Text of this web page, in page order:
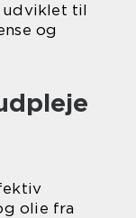
udviklet til
og
olie fra